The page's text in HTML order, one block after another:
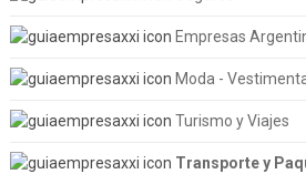
Empresas
Moda -
Turismo y Viajes
Transporte y